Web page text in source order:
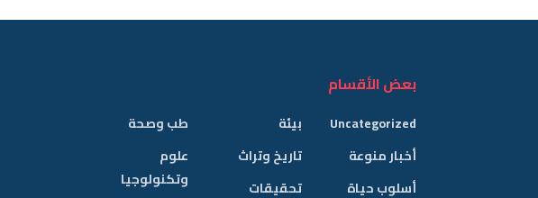
بعض الأقسام
Uncategorized
أخبار منوعة
أسلوب حياة
بيئة
تاريخ وتراث
تحقيقات
طب وصحة
علوم
وتكنولوجيا